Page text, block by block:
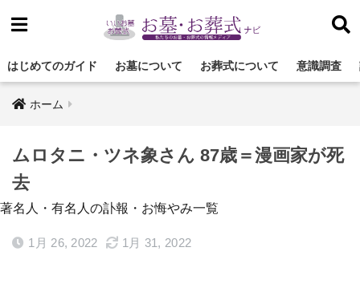
はじめてのガイド お墓について お葬式について 意識調査
ホーム
ムロタニ・ツネ象さん 87歳＝漫画家が死
去
著名人・有名人の訃報・お悔やみ一覧
1月 26, 2022 1月 31, 2022